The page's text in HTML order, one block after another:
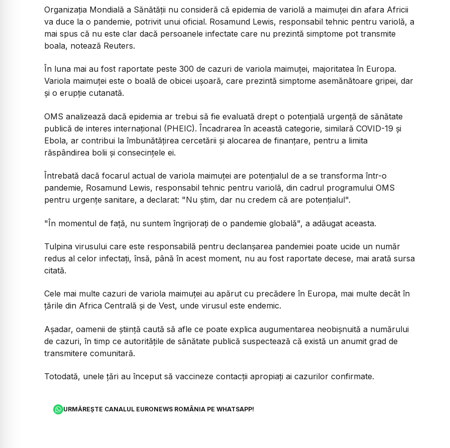
Organizația Mondială a Sănătății nu consideră că epidemia de variolă a maimuței din afara Africii
va duce la o pandemie, potrivit unui oficial. Rosamund Lewis, responsabil tehnic pentru variolă, a
mai spus că nu este clar dacă persoanele infectate care nu prezintă simptome pot transmite
boala, notează Reuters.
În luna mai au fost raportate peste 300 de cazuri de variola maimuței, majoritatea în Europa.
Variola maimuței este o boală de obicei ușoară, care prezintă simptome asemănătoare gripei, dar
și o erupție cutanată.
OMS analizează dacă epidemia ar trebui să fie evaluată drept o potențială urgență de sănătate
publică de interes internațional (PHEIC). Încadrarea în această categorie, similară COVID-19 și
Ebola, ar contribui la îmbunătățirea cercetării și alocarea de finanțare, pentru a limita
răspândirea bolii și consecințele ei.
Întrebată dacă focarul actual de variola maimuței are potențialul de a se transforma într-o
pandemie, Rosamund Lewis, responsabil tehnic pentru variolă, din cadrul programului OMS
pentru urgențe sanitare, a declarat: "Nu știm, dar nu credem că are potențialul".
"În momentul de față, nu suntem îngrijorați de o pandemie globală", a adăugat aceasta.
Tulpina virusului care este responsabilă pentru declanșarea pandemiei poate ucide un număr
redus al celor infectați, însă, până în acest moment, nu au fost raportate decese, mai arată sursa
citată.
Cele mai multe cazuri de variola maimuței au apărut cu precădere în Europa, mai multe decât în
țările din Africa Centrală și de Vest, unde virusul este endemic.
Așadar, oamenii de știință caută să afle ce poate explica augumentarea neobișnuită a numărului
de cazuri, în timp ce autoritățile de sănătate publică suspectează că există un anumit grad de
transmitere comunitară.
Totodată, unele țări au început să vaccineze contacții apropiați ai cazurilor confirmate.
URMĂREȘTE CANALUL EURONEWS ROMÂNIA PE WHATSAPP!